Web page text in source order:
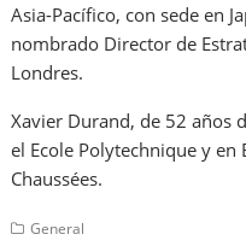
Asia-Pacífico, con sede en
nombrado Director de
Londres.
Xavier Durand, de 52 años
el Ecole Polytechnique y en
Chaussées.
General